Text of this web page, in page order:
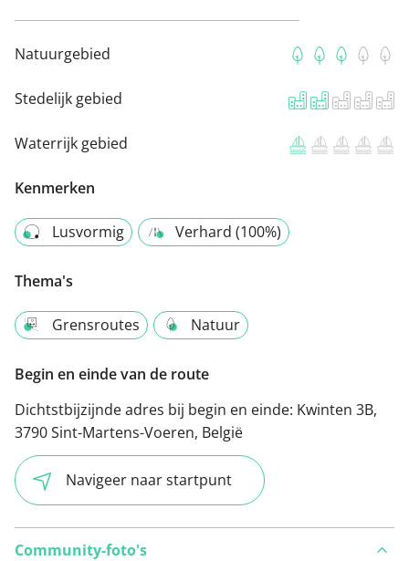
Natuurgebied
Stedelijk gebied
Waterrijk gebied
Kenmerken
Lusvormig Verhard (100%)
Thema's
Grensroutes Natuur
Begin en einde van de route
Dichtstbijzijnde adres bij begin en einde: Kwinten 3B,
3790 Sint-Martens-Voeren, België
Navigeer naar startpunt
Community-foto's